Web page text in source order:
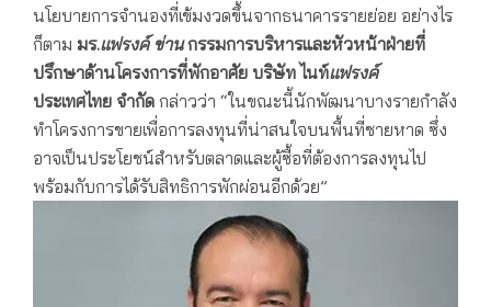
นโยบายการจำนองที่เข้มงวดขึ้นจากธนาคารรายย่อย อย่างไร
ก็ตาม มร.แฟรงค์ ข่านกรรมการบริหารและหัวหน้าฝ่ายที่
ปรึกษาด้านโครงการที่พักอาศัย บริษัท ไนท์แฟรงค์
ประเทศไทย จำกัด กล่าวว่า “ในขณะนี้นักพัฒนาบางรายกำลัง
ทำโครงการขายเพื่อการลงทุนที่น่าสนใจบนพื้นที่ชายหาด ซึ่ง
อาจเป็นประโยชน์สำหรับตลาดและผู้ซื้อที่ต้องการลงทุนไป
พร้อมกับการได้รับสิทธิการพักผ่อนอีกด้วย”